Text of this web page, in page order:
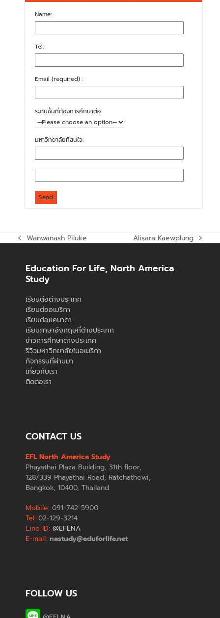
Name:
Tel:
Email (required) :
ระดับชั้นที่ต้องการศึกษาต่อ
มหาวิทยาลัยที่สนใจ:
previous
Wanwanash Piluke
next
Alisara Kaewplung
Education For Life, North America
Study
เรียนต่อต่างประเทศ
เรียนต่ออเมริกา
เรียนต่อแคนาดา
เรียนภาษาอังกฤษที่ต่างประเทศ
ข่าวการศึกษาต่างประเทศ
รีวิวมหาวิทยาลัยในอเมริกา
กิจกรรมที่ผ่านมา
เกี่ยวกับเรา
ติดต่อเรา
CONTACT US
EFL North America Study
Phayathai Plaza Building, 31th floor,
128/339 Phayathai Road, Ratchathewi,
Bangkok, 10400, Thailand
Mobile: 091-742-5900
Tel: 02-129-3214
Line ID: @EFLNA
E-mail: nastudy@eduforlife.net
FOLLOW US